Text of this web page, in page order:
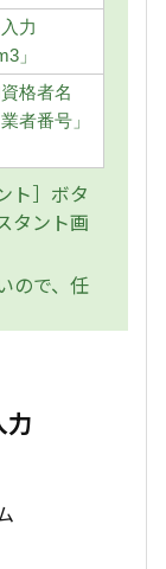
力
」
格者名
者番号」
ト］ボタ
タント画
ので、任
力